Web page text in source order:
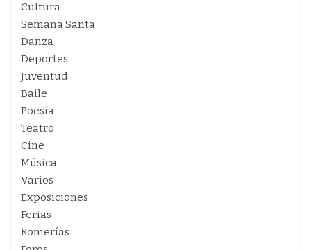
Cultura
Semana Santa
Danza
Deportes
Juventud
Baile
Poesía
Teatro
Cine
Música
Varios
Exposiciones
Ferias
Romerías